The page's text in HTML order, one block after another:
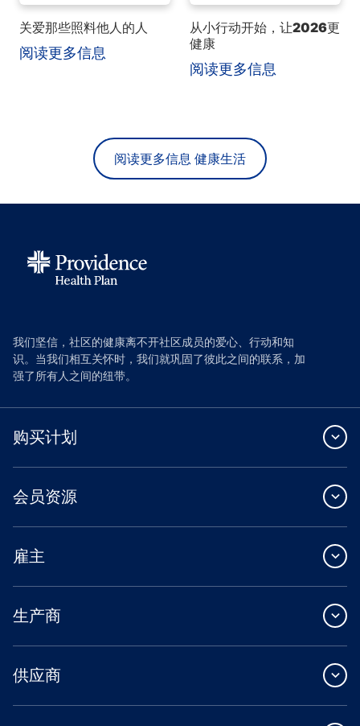
关爱那些照料他人的人
阅读更多信息
从小行动开始，让2026更
健康
阅读更多信息
阅读更多信息 健康生活
我们坚信，社区的健康离不开社区成员的爱心、行动和知
识。当我们相互关怀时，我们就巩固了彼此之间的联系，加
强了所有人之间的纽带。
购买计划
会员资源
雇主
生产商
供应商